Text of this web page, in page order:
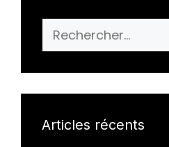
Rechercher :
Articles récents